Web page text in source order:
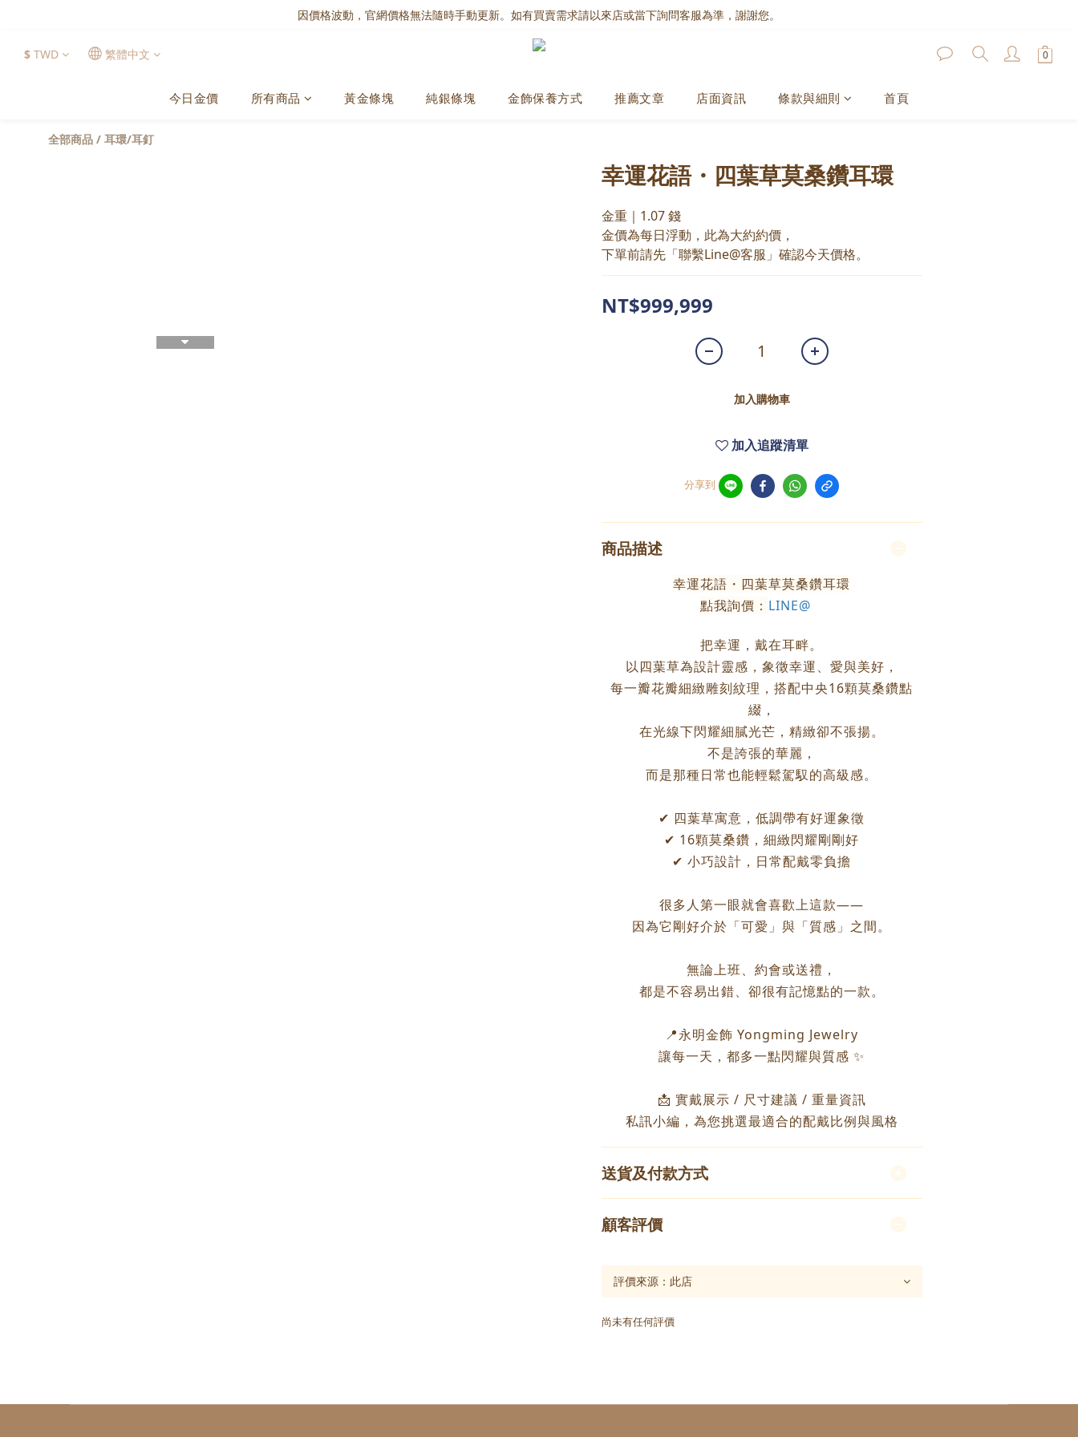
因價格波動，官網價格無法隨時手動更新。如有買賣需求請以來店或當下詢問客服為準，謝謝您。
$ TWD 繁體中文
今日金價 所有商品 黃金條塊 純銀條塊 金飾保養方式 推薦文章 店面資訊 條款與細則 首頁
全部商品 / 耳環/耳釘
幸運花語・四葉草莫桑鑽耳環
金重｜1.07 錢
金價為每日浮動，此為大約約價，
下單前請先「聯繫Line@客服」確認今天價格。
NT$999,999
加入購物車
加入追蹤清單
分享到
商品描述
幸運花語・四葉草莫桑鑽耳環
點我詢價： LINE@
把幸運，戴在耳畔。
以四葉草為設計靈感，象徵幸運、愛與美好，
每一瓣花瓣細緻雕刻紋理，搭配中央16顆莫桑鑽點
綴，
在光線下閃耀細膩光芒，精緻卻不張揚。
不是誇張的華麗，
而是那種日常也能輕鬆駕馭的高級感。
✔ 四葉草寓意，低調帶有好運象徵
✔ 16顆莫桑鑽，細緻閃耀剛剛好
✔ 小巧設計，日常配戴零負擔
很多人第一眼就會喜歡上這款——
因為它剛好介於「可愛」與「質感」之間。
無論上班、約會或送禮，
都是不容易出錯、卻很有記憶點的一款。
📍永明金飾 Yongming Jewelry
讓每一天，都多一點閃耀與質感 ✨
📩 實戴展示 / 尺寸建議 / 重量資訊
私訊小編，為您挑選最適合的配戴比例與風格
送貨及付款方式
顧客評價
尚未有任何評價